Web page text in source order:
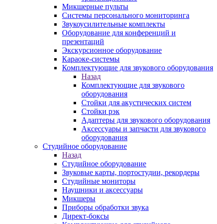
Микшерные пульты
Системы персонального мониторинга
Звукоусилительные комплекты
Оборудование для конференций и
презентаций
Экскурсионное оборудование
Караоке-системы
Комплектующие для звукового оборудования
Назад
Комплектующие для звукового
оборудования
Стойки для акустических систем
Стойки рэк
Адаптеры для звукового оборудования
Аксессуары и запчасти для звукового
оборудования
Студийное оборудование
Назад
Студийное оборудование
Звуковые карты, портостудии, рекордеры
Студийные мониторы
Наушники и аксессуары
Микшеры
Приборы обработки звука
Директ-боксы